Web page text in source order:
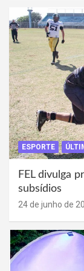
ESPORTE
FEL divulga
subsídios
24 de junho de